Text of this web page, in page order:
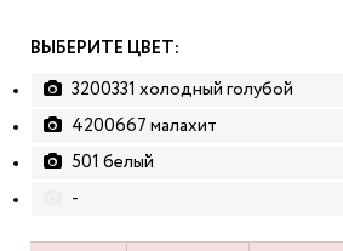
ВЫБЕРИТЕ ЦВЕТ:
3200331 холодный голубой
4200667 малахит
501 белый
-